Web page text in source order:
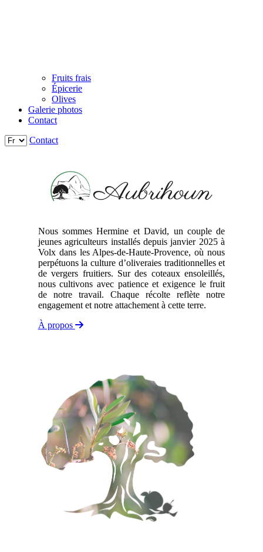
Fruits frais
Épicerie
Olives
Galerie photos
Contact
Contact
Nous sommes Hermine et David, un couple de
jeunes agriculteurs installés depuis janvier 2025 à
Volx dans les Alpes-de-Haute-Provence, où nous
perpétuons la culture d’oliveraies traditionnelles et
de vergers fruitiers. Sur des coteaux ensoleillés,
nous cultivons avec patience et exigence le fruit
de notre travail. Chaque récolte reflète notre
engagement et notre attachement à cette terre.
À propos